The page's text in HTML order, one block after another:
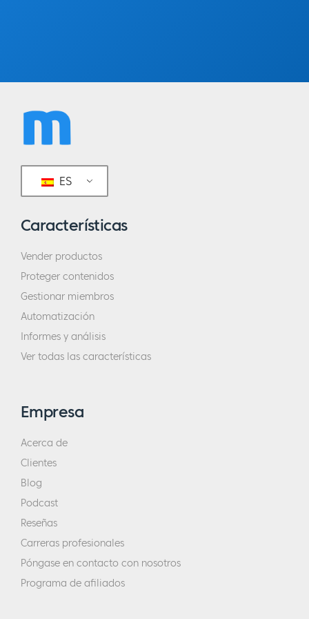
centras?
Elena:Sí. El nicho en sí como usted sabe,
como todos sabemos ha evolucionado. Así
sobre cómo empezar en línea. ¿Qué
necesitas hacer? ¿Qué no necesitas hacer?
que no es necesario hacer. Porque parece
que con la publicidad en Facebook o todo lo
que lees en los blogs, parece que lo
necesitas todo. Y en aquel momento, sobre
todo era 2014 cuando empecé a centrarme
sobre todo en trabajar con profesores.
a decir que no.
Pero con el tiempo, mientras trabajaba en
mi nicho, me di cuenta de que mi
superpotencia y experiencia iban en el área
de cómo ayudar a la gente a escalar su
negocio. Porque también, pasé por esto.
Llegué a un punto en el que estaba super
ES
Características
Vender productos
Proteger contenidos
Gestionar miembros
Automatización
Informes y análisis
Ver todas las características
Empresa
Acerca de
Clientes
Blog
Podcast
Reseñas
Carreras profesionales
Póngase en contacto con nosotros
Programa de afiliados